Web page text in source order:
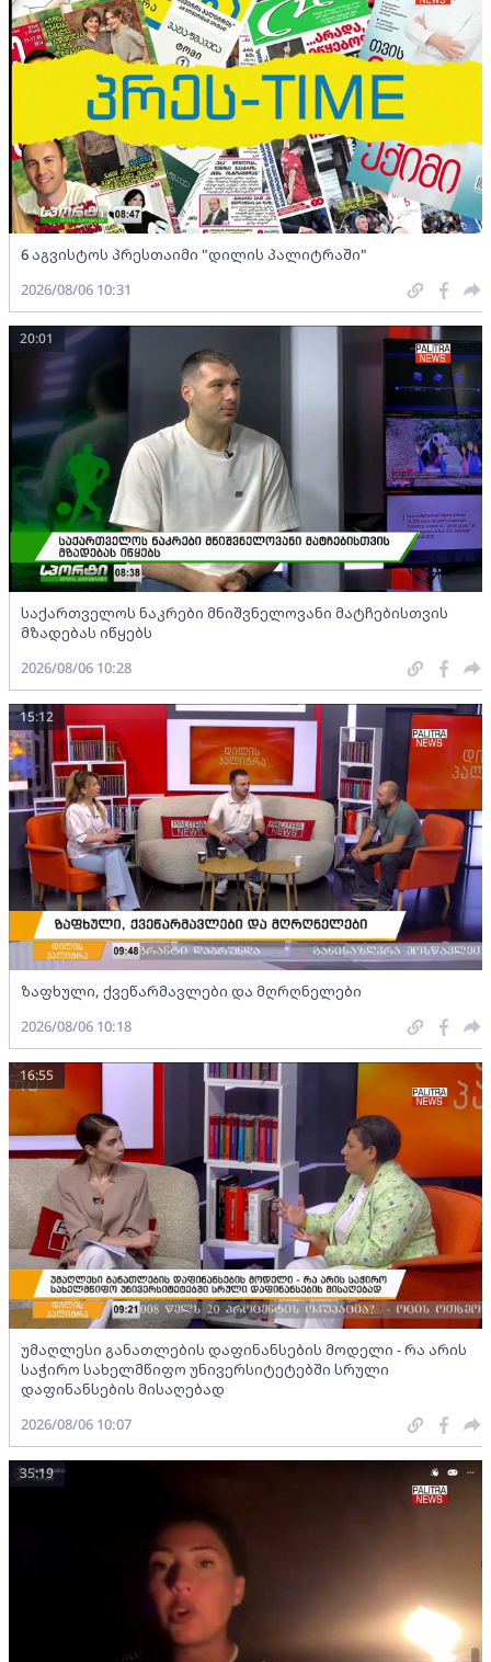
6 აგვისტოს პრესთაიმი "დილის პალიტრაში"
2026/08/06 10:31
საქართველოს ნაკრები მნიშვნელოვანი მატჩებისთვის
მზადებას იწყებს
20:01
2026/08/06 10:28
ზაფხული, ქვეწარმავლები და მღრღნელები
15:12
2026/08/06 10:18
უმაღლესი განათლების დაფინანსების მოდელი - რა არის
საჭირო სახელმწიფო უნივერსიტეტებში სრული
დაფინანსების მისაღებად
16:55
2026/08/06 10:07
35:19